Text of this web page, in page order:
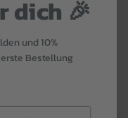
in unserem Werk in
Modal (Micro), 8%
dich 🎉
und 10%
Bestellung